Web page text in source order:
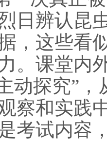
日辨认昆
，这些看
。课堂内
动探究”
察和实践
考试内容